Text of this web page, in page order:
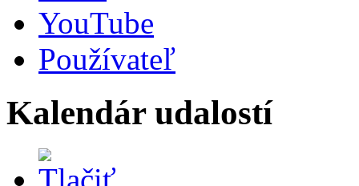
YouTube
Používateľ
Kalendár udalostí